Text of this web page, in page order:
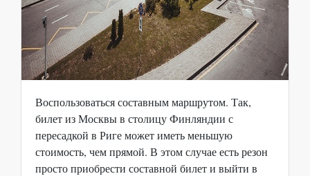
Воспользоваться составным маршрутом. Так,
билет из Москвы в столицу Финляндии с
пересадкой в Риге может иметь меньшую
стоимость, чем прямой. В этом случае есть резон
просто приобрести составной билет и выйти в